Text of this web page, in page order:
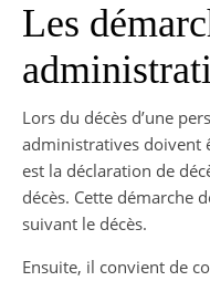
Les
Lors du décès d’une
administratives doivent
est la déclaration de
décès. Cette démarche
suivant le décès.
Ensuite, il convient de